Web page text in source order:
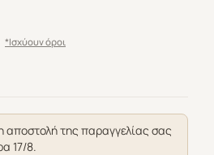
*Ισχύουν όροι
αποστολή της παραγγελίας σας
17/8.